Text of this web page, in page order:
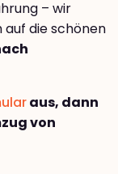
– wir
auf die schönen
aus, dann
von